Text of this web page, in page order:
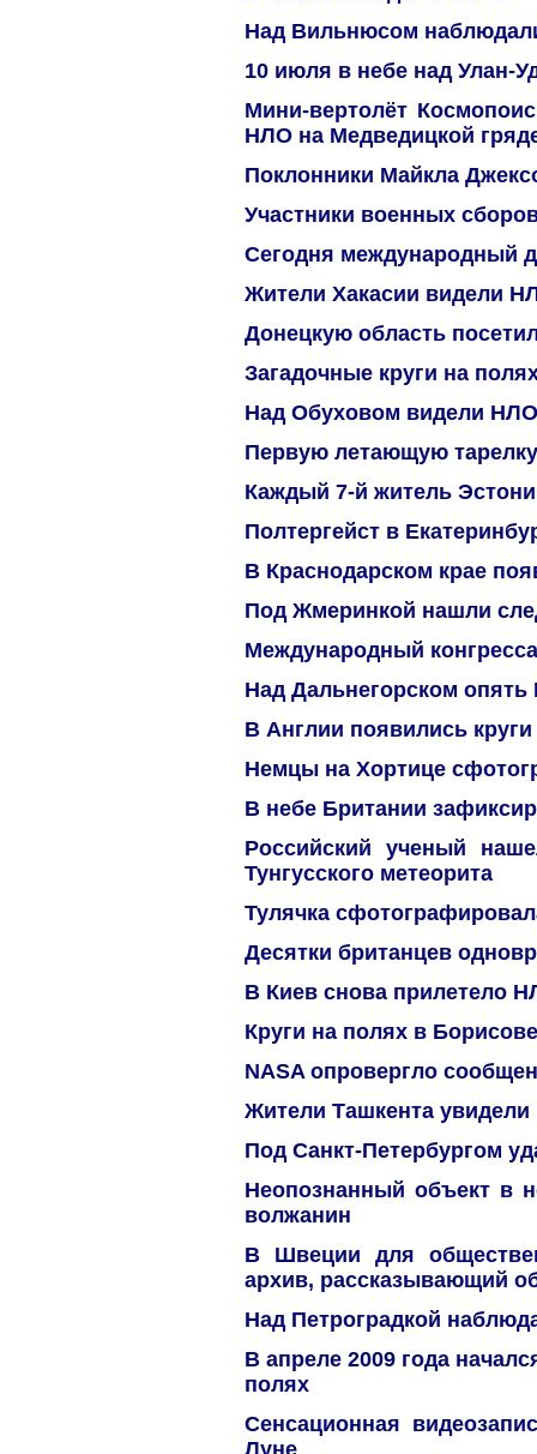
Над Вильнюсом
10 июля в небе над Улан-
Мини-вертолёт
НЛО на Медведицкой
Поклонники Майкла
Участники военных
Сегодня международный
Жители Хакасии видели
Донецкую область
Загадочные круги на
Над Обуховом видели НЛО
Первую летающую
Каждый 7-й житель
Полтергейст в
В Краснодарском крае
Под Жмеринкой нашли
Международный
Над Дальнегорском
В Англии появились
Немцы на Хортице
В небе Британии
Российский ученый
Тунгусского метеорита
Тулячка
Десятки британцев
В Киев снова прилетело
Круги на полях в
NASA опровергло
Жители Ташкента
Под Санкт-Петербургом
Неопознанный объект в
волжанин
В Швеции для
архив, рассказывающий
Над Петроградкой
В апреле 2009 года
полях
Сенсационная